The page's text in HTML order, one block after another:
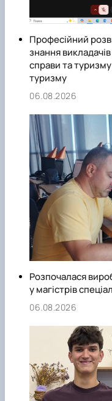
Професійний
знання
справи та
туризму
06.08.2026
Розпочалася
у магістрів
06.08.2026